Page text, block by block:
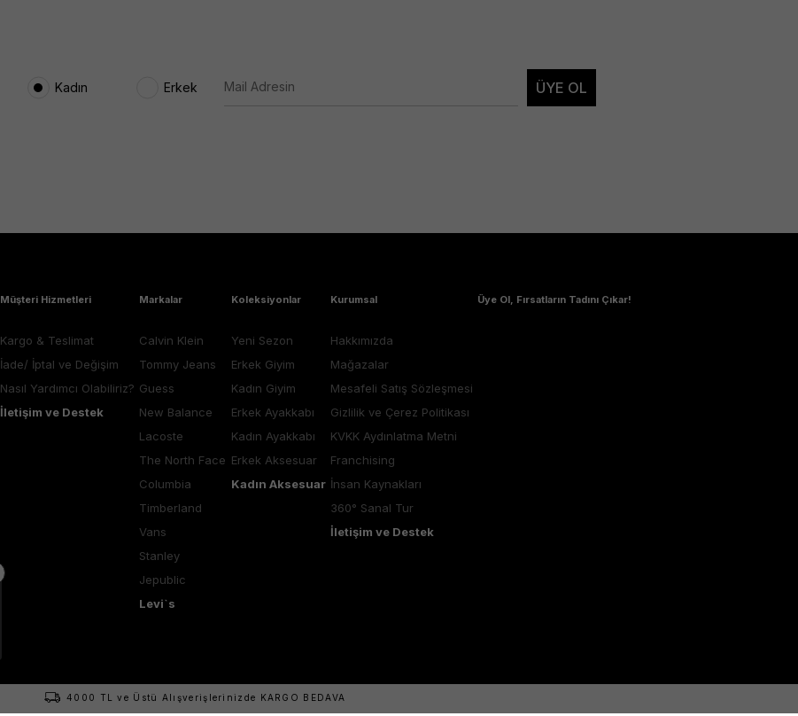
Kadın Erkek ÜYE OL
Müşteri Hizmetleri
Kargo & Teslimat
İade/ İptal ve Değişim
Nasıl Yardımcı Olabiliriz?
İletişim ve Destek
Markalar
Calvin Klein
Tommy Jeans
Guess
New Balance
Lacoste
The North Face
Columbia
Timberland
Vans
Stanley
Jepublic
Levi`s
Koleksiyonlar
Yeni Sezon
Erkek Giyim
Kadın Giyim
Erkek Ayakkabı
Kadın Ayakkabı
Erkek Aksesuar
Kadın Aksesuar
Kurumsal
Hakkımızda
Mağazalar
Mesafeli Satış Sözleşmesi
Gizlilik ve Çerez Politikası
KVKK Aydınlatma Metni
Franchising
İnsan Kaynakları
360° Sanal Tur
İletişim ve Destek
Üye Ol, Fırsatların Tadını Çıkar!
4000 TL ve Üstü Alışverişlerinizde KARGO BEDAVA